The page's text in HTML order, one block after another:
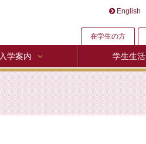
English
在学生の方
入学案内 学生生活